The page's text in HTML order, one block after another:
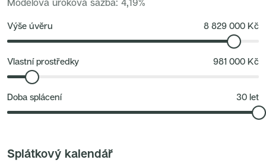
v docházkové vzdálenosti.
Zeleň a volný čas
: Kamýcký les, biotopové jezero Lhotka,
Modelová úroková sazba: 4,19%
Výše úvěru 8 829 000 Kč
Vlastní prostředky 981 000 Kč
Doba splácení 30 let
Splátkový kalendář
Nové byty 6+kk Královehradecký kraj
Developerské projekty
Rezidence Grafická
Lihovar Smíchov Jih
Jateční 35
Na Spojce 2
JITRO
Rezidence Okula
Zenklova 81
Rezidence v Údolí
Semerínka